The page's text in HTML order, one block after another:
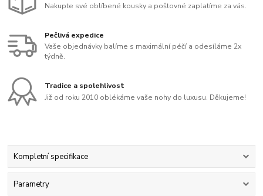
Nakupte své oblíbené kousky a poštovné zaplatíme za vás.
Pečlivá expedice
Vaše objednávky balíme s maximální péčí a odesíláme 2x
týdně.
Tradice a spolehlivost
Již od roku 2010 oblékáme vaše nohy do luxusu. Děkujeme!
Kompletní specifikace
Parametry